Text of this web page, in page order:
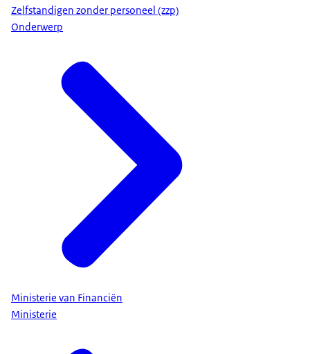
Zelfstandigen zonder personeel (zzp)
Onderwerp
Ministerie van Financiën
Ministerie